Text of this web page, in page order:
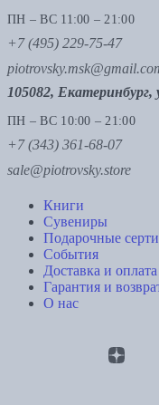
ПН – ВС 11:00 – 21:00
+7 (495) 229-75-47
105082,
ПН – ВС 10:00 – 21:00
+7 (343) 361-68-07
sale@piotrovsky.store
Книги
Сувениры
Подарочные
События
Доставка и оплата
Гарантия и
О нас